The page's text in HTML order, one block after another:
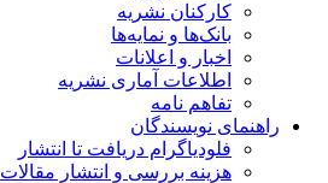
کارکنان نشریه
بانک‌ها و نمایه‌ها
اخبار و اعلانات
اطلاعات آماری نشریه
تفاهم نامه
راهنمای نویسندگان
فلودیاگرام دریافت تا انتشار
هزینه بررسی و انتشار مقالات